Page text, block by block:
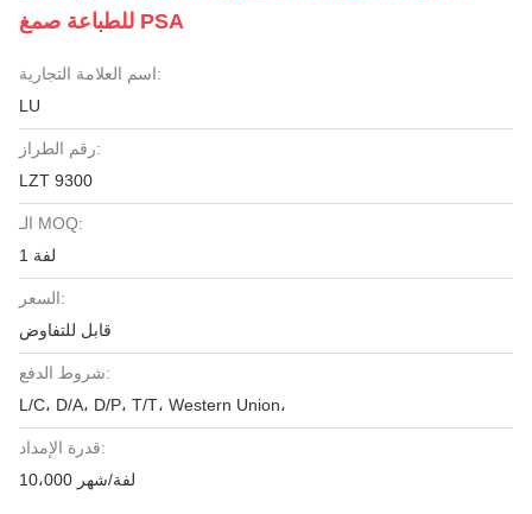
للطباعة صمغ PSA
اسم العلامة التجارية:
LU
رقم الطراز:
LZT 9300
الـ MOQ:
1 لفة
السعر:
قابل للتفاوض
شروط الدفع:
L/C، D/A، D/P، T/T، Western Union،
قدرة الإمداد:
10،000 لفة/شهر